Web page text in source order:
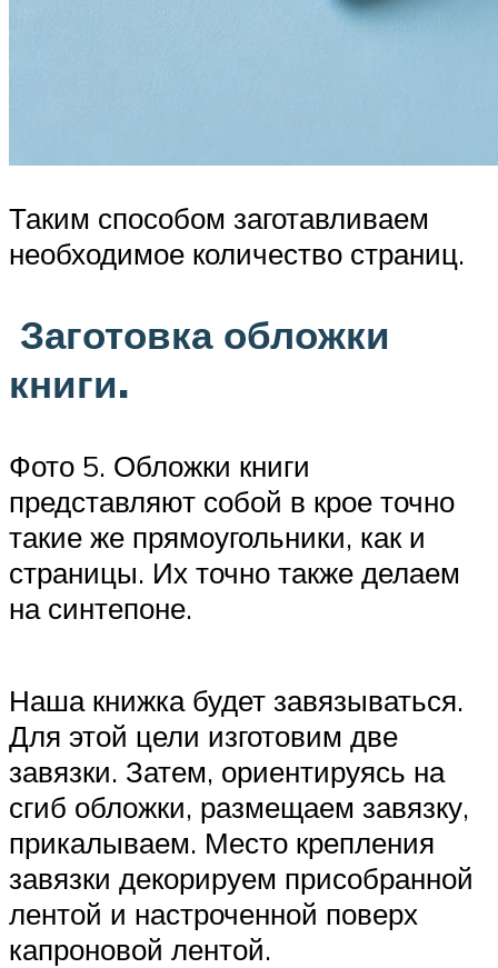
Таким способом заготавливаем
необходимое количество страниц.
Заготовка обложки
книги.
Фото 5. Обложки книги
представляют собой в крое точно
такие же прямоугольники, как и
страницы. Их точно также делаем
на синтепоне.
Наша книжка будет завязываться.
Для этой цели изготовим две
завязки. Затем, ориентируясь на
сгиб обложки, размещаем завязку,
прикалываем. Место крепления
завязки декорируем присобранной
лентой и настроченной поверх
капроновой лентой.